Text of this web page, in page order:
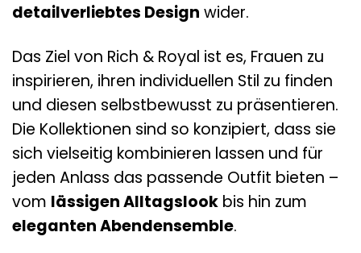
detailverliebtes Design wider.
Das Ziel von Rich & Royal ist es, Frauen zu
inspirieren, ihren individuellen Stil zu finden
und diesen selbstbewusst zu präsentieren.
Die Kollektionen sind so konzipiert, dass sie
sich vielseitig kombinieren lassen und für
jeden Anlass das passende Outfit bieten –
vom lässigen Alltagslook bis hin zum
eleganten Abendensemble.